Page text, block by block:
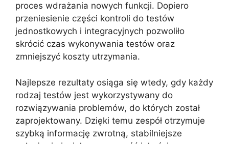
proces wdrażania nowych funkcji. Dopiero
przeniesienie części kontroli do testów
jednostkowych i integracyjnych pozwoliło
skrócić czas wykonywania testów oraz
zmniejszyć koszty utrzymania.
Najlepsze rezultaty osiąga się wtedy, gdy każdy
rodzaj testów jest wykorzystywany do
rozwiązywania problemów, do których został
zaprojektowany. Dzięki temu zespół otrzymuje
szybką informację zwrotną, stabilniejsze